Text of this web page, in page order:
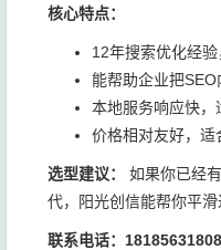
核心特点：
12年搜索优化经
能帮助企业把
本地服务响应快，
价格相对友好，适
选型建议：
如果你已经
代，阳光创信能帮你平滑
联系电话：18185631808